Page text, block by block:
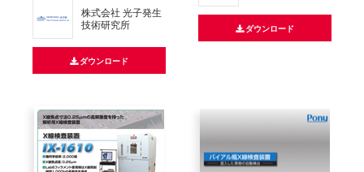
株式会社 光子発生
技術研究所
ダウンロード
ダウンロード